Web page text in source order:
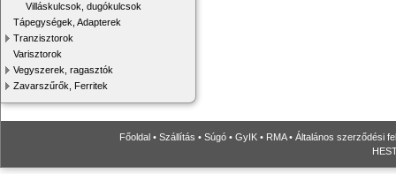
Villáskulcsok, dugókulcsok
Tápegységek, Adapterek
Tranzisztorok
Varisztorok
Vegyszerek, ragasztók
Zavarszűrők, Ferritek
Főoldal • Szállítás • Súgó • GyIK • RMA• Általános szerződési